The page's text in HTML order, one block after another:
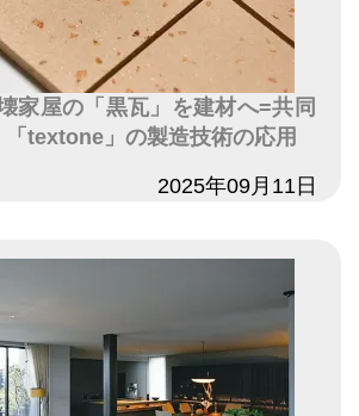
家屋の「黒瓦」を建材へ=共同
「textone」の製造技術の応用
2025年09月11日